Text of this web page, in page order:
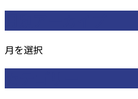
月を選択